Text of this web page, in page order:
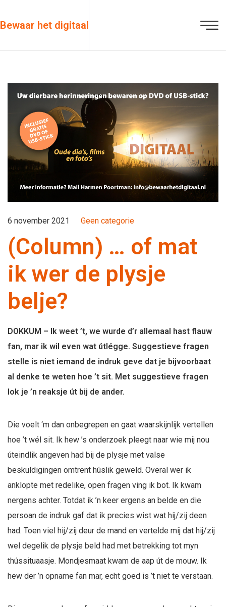
Bewaar het digitaal
6 november 2021 Geen categorie
(Column) … of mat
ik wer de plysje
belje?
DOKKUM – Ik weet ’t, we wurde d’r allemaal hast flauw
fan, mar ik wil even wat útlégge. Suggestieve fragen
stelle is niet iemand de indruk geve dat je bijvoorbaat
al denke te weten hoe ’t sit. Met suggestieve fragen
lok je ’n reaksje út bij de ander.
Die voelt ‘m dan onbegrepen en gaat waarskijnlijk vertellen
hoe ’t wél sit. Ik hew ’s onderzoek pleegt naar wie mij nou
úteindlik angeven had bij de plysje met valse
beskuldigingen omtrent húslik geweld. Overal wer ik
anklopte met redelike, open fragen ving ik bot. Ik kwam
nergens achter. Totdat ik ’n keer ergens an belde en die
persoan de indruk gaf dat ik precies wist wat hij/zij deen
had. Toen viel hij/zij deur de mand en vertelde mij dat hij/zij
wel degelik de plysje beld had met betrekking tot myn
thússituaasje. Mondjesmaat kwam de aap út de mouw. Ik
hew der ’n opname fan mar, echt goed is ’t niet te verstaan.